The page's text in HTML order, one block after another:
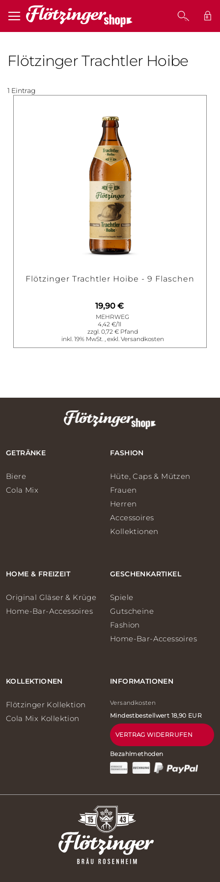
Flötzinger Trachtler Hoibe
1 Eintrag
Flötzinger Trachtler Hoibe - 9 Flaschen
19,90 €
MEHRWEG
4,42 €/1l
0,72 €
inkl. 19% MwSt. , exkl. Versandkosten
BESTELLEN
GETRÄNKE
Biere
Cola Mix
FASHION
Hüte, Caps & Mützen
Frauen
Herren
Accessoires
Kollektionen
HOME & FREIZEIT
Original Gläser & Krüge
Home-Bar-Accessoires
GESCHENKARTIKEL
Spiele
Gutscheine
Fashion
Home-Bar-Accessoires
KOLLEKTIONEN
Flötzinger Kollektion
Cola Mix Kollektion
INFORMATIONEN
Versandkosten
Mindestbestellwert 18,90 EUR
VERTRAG WIDERRUFEN
Bezahlmethoden